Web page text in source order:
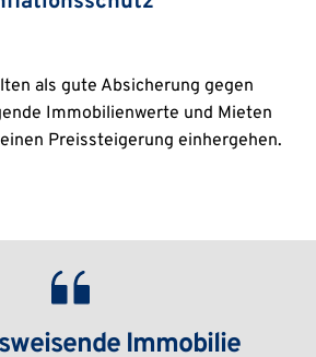
Immobilienwerte und Mieten
Preissteigerung einhergehen.
Immobilie